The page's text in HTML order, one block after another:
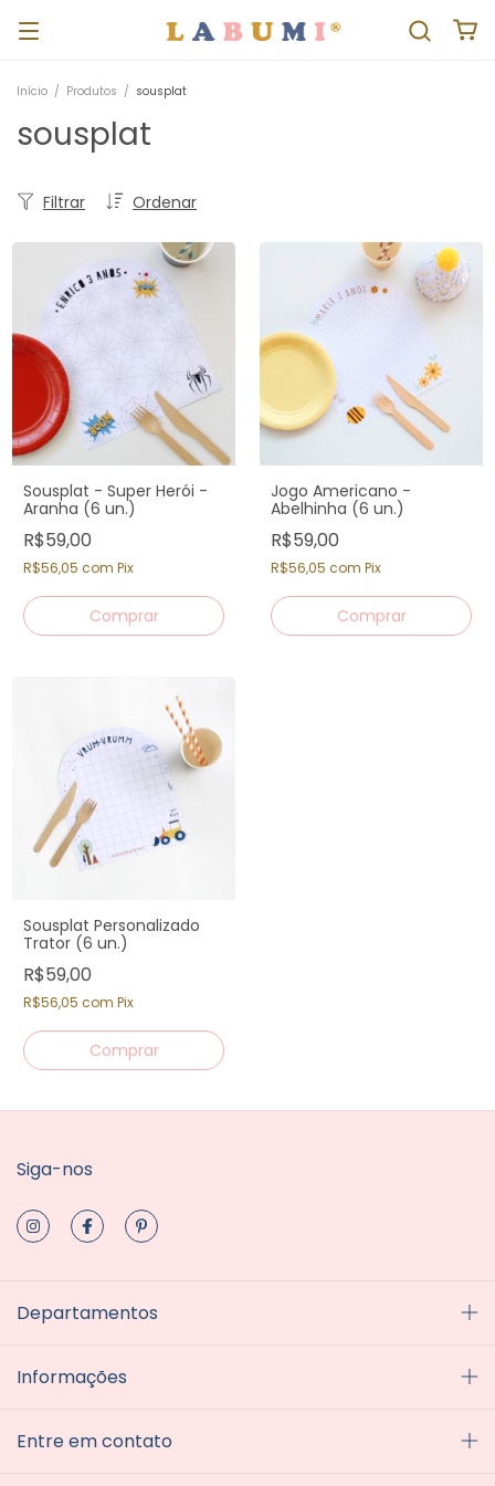
Início / Produtos / sousplat
sousplat
Ordenar
Filtrar
Sousplat - Super Herói -
Aranha (6 un.)
R$59,00
R$56,05 com Pix
Jogo Americano -
Abelhinha (6 un.)
R$59,00
R$56,05 com Pix
Sousplat Personalizado
Trator (6 un.)
R$59,00
R$56,05 com Pix
Siga-nos
Departamentos
Informações
Entre em contato